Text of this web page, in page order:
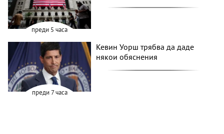
преди 5 часа
преди 7 часа
Кевин Уорш трябва да даде
някои обяснения